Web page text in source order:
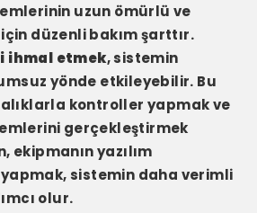
uzun ömürlü ve
düzenli bakım şarttır.
ihmal etmek, sistemin
yönde etkileyebilir. Bu
kontroller yapmak ve
gerçekleştirmek
ekipmanın yazılım
sistemin daha verimli
olur.